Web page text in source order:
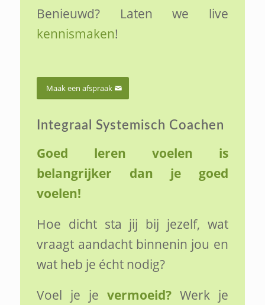
Benieuwd? Laten we live
kennismaken!
Maak een afspraak
Integraal Systemisch Coachen
Goed leren voelen is
belangrijker dan je goed
voelen!
Hoe dicht sta jij bij jezelf, wat
vraagt aandacht binnenin jou en
wat heb je écht nodig?
Voel je je vermoeid?Werk je